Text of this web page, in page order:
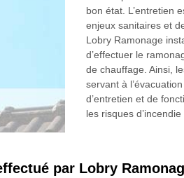
bon état. L’entretien
enjeux sanitaires et
Lobry Ramonage
d’effectuer le
de chauffage. Ainsi,
servant à
d’entretien et de
les risques d’incendie
par Lobry